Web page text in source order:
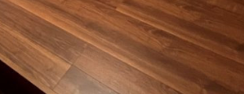
本気注文住宅なら群
お問い合わせ
楽屋トップ